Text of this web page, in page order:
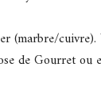
(marbre/
de Gourret ou